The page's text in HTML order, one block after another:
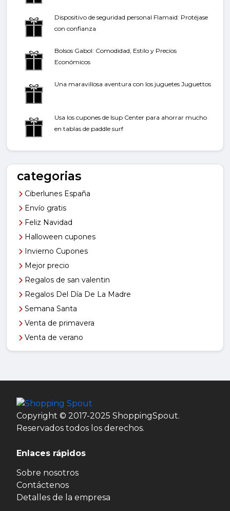
Dispositivo de seguridad personal Flamaid: Protéjase
con confianza
Bolsos Gabol: Comodidad, Estilo y Precios
Económicos
Una maravillosa aventura con los juguetes Juguettos
Usa los cupones de Isup Center para ahorrar mucho
en tablas de paddle surf
categorias
Ciberlunes España
Envío gratis
Feliz Navidad
Halloween cupones
Invierno Cupones
Mejor precio
Regalos de san valentin
Regalos Del Día De La Madre
Semana Santa
Venta de primavera
Venta de verano
Copyright © 2017-2025 ShoppingSpout.
Reservados todos los derechos.
Enlaces rápidos
Sobre nosotros
Contáctenos
Detalles de la empresa